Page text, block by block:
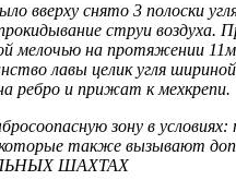
вверху снято 3 полоски
струи
на протяжении
лавы целик угля
ребро и прижат к мехкрепи.
зону в
также вызывают
ШАХТАХ